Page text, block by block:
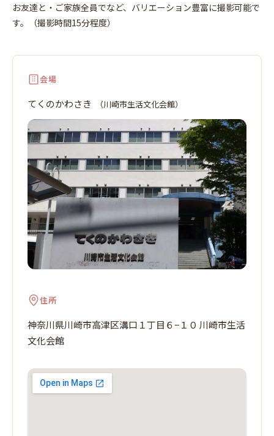
お友達と・ご家族全員でなど、バリエーション豊富に撮影可能で
す。（撮影時間15分程度）
会場
てくのかわさき （川崎市生活文化会館）
住所
神奈川県川崎市高津区溝口１丁目６−１０ 川崎市生活
文化会館